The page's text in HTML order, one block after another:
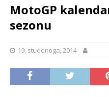
MotoGP
sezonu
19. studenoga, 2014